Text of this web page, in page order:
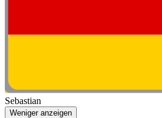
Sebastian
Weniger anzeigen